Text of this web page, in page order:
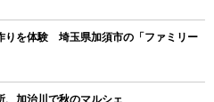
りを体験 埼玉県加須市の「ファミリー
、加治川で秋のマルシェ